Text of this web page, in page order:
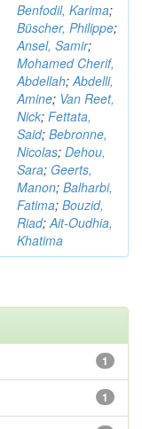
Benfodil, Karima;
Büscher, Philippe;
Ansel, Samir;
Mohamed Cherif,
Abdellah;Abdelli,
Amine; Van Reet,
Nick; Fettata,
Said; Bebronne,
Nicolas; Dehou,
Sara; Geerts,
Manon; Balharbi,
Fatima; Bouzid,
Riad;Ait-Oudhia,
Khatima
1
1